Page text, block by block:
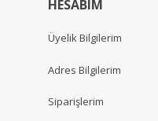
HESABIM
Üyelik Bilgilerim
Adres Bilgilerim
Siparişlerim